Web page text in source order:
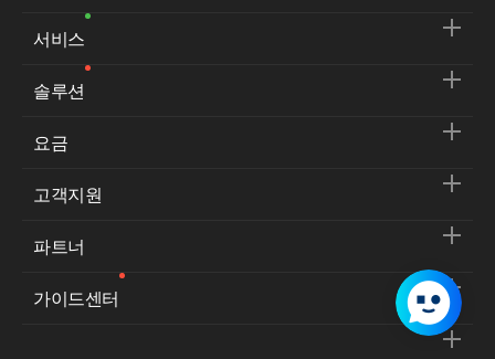
서비스
솔루션
요금
고객지원
파트너
가이드센터